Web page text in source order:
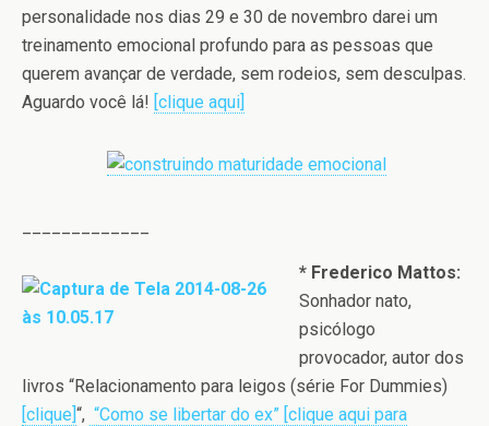
personalidade nos dias 29 e 30 de novembro darei um
treinamento emocional profundo para as pessoas que
querem avançar de verdade, sem rodeios, sem desculpas.
Aguardo você lá! [clique aqui]
* Frederico Mattos:
Sonhador nato,
psicólogo
provocador, autor dos
livros “Relacionamento para leigos (série For Dummies)
[clique]“, “Como se libertar do ex” [clique aqui para